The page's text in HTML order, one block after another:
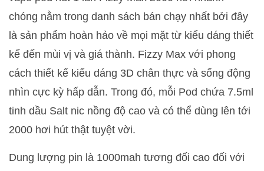
chóng nằm trong danh sách bán chạy nhất bởi đây
là sản phẩm hoàn hảo về mọi mặt từ kiểu dáng thiết
kế đến mùi vị và giá thành. Fizzy Max với phong
cách thiết kế kiểu dáng 3D chân thực và sống động
nhìn cực kỳ hấp dẫn. Trong đó, mỗi Pod chứa 7.5ml
tinh dầu Salt nic nồng độ cao và có thể dùng lên tới
2000 hơi hút thật tuyệt vời.
Dung lượng pin là 1000mah tương đối cao đối với